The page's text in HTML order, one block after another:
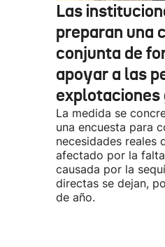
Las
preparan una
conjunta de
apoyar a las
explotaciones
La medida se
una encuesta para
necesidades reales
afectado por la
causada por la
directas se dejan,
de año.